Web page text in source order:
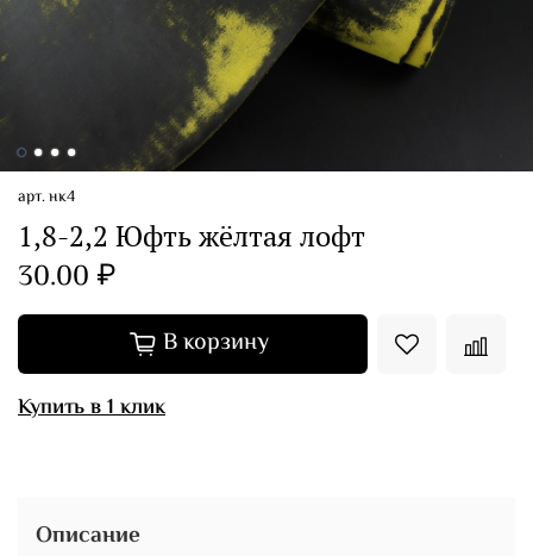
арт.нк4
1,8-2,2 Юфть жёлтая лофт
30.00 ₽
В корзину
Купить в 1 клик
Описание